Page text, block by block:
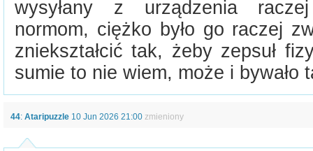
wysyłany z urządzenia
normom, ciężko było go raczej
zniekształcić tak, żeby zepsuł
sumie to nie wiem, może i bywało
44: Ataripuzzle 10 Jun 2026 21:00 zmieniony